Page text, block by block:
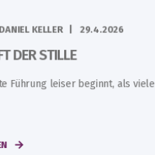
KELLER 29.4.2026
DER STILLE
Führung leiser beginnt, als viele